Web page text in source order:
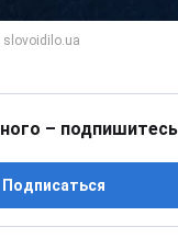
–
Подписаться